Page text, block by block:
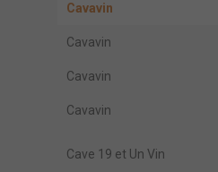
Cavavin
Cavavin
Cavavin
Cavavin
Cave 19 et Un Vin